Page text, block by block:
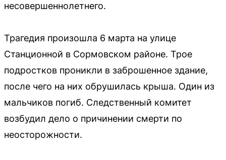
несовершеннолетнего.
Трагедия произошла 6 марта на улице
Станционной в Сормовском районе. Трое
подростков проникли в заброшенное здание,
после чего на них обрушилась крыша. Один из
мальчиков погиб. Следственный комитет
возбудил дело о причинении смерти по
неосторожности.